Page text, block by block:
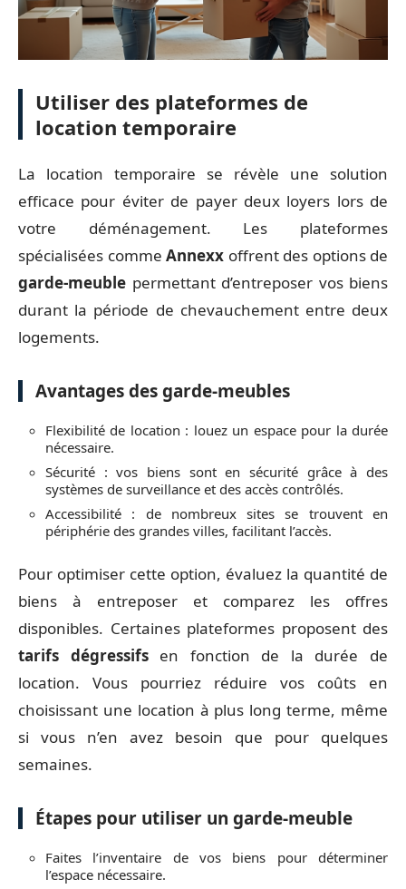
Utiliser des plateformes de
location temporaire
La location temporaire se révèle une solution
efficace pour éviter de payer deux loyers lors de
votre déménagement. Les plateformes
spécialisées comme Annexx offrent des options de
garde-meuble permettant d’entreposer vos biens
durant la période de chevauchement entre deux
logements.
Avantages des garde-meubles
Flexibilité de location : louez un espace pour la durée
nécessaire.
Sécurité : vos biens sont en sécurité grâce à des
systèmes de surveillance et des accès contrôlés.
Accessibilité : de nombreux sites se trouvent en
périphérie des grandes villes, facilitant l’accès.
Pour optimiser cette option, évaluez la quantité de
biens à entreposer et comparez les offres
disponibles. Certaines plateformes proposent des
tarifs dégressifsen fonction de la durée de
location. Vous pourriez réduire vos coûts en
choisissant une location à plus long terme, même
si vous n’en avez besoin que pour quelques
semaines.
Étapes pour utiliser un garde-meuble
Faites l’inventaire de vos biens pour déterminer
l’espace nécessaire.